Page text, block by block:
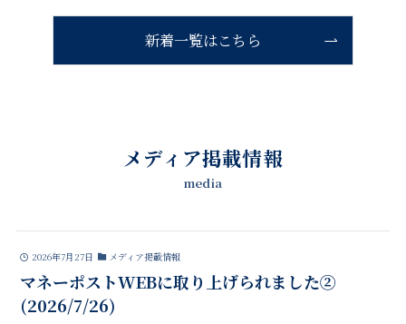
新着一覧はこちら
メディア掲載情報
media
2026年7月27日 メディア掲載情報
マネーポストWEBに取り上げられました②
(2026/7/26)